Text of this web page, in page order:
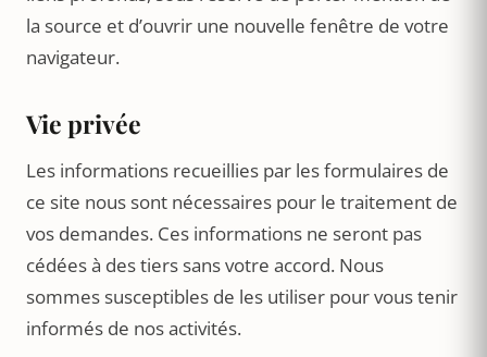
la source et d’ouvrir une nouvelle fenêtre de votre
navigateur.
Vie privée
Les informations recueillies par les formulaires de
ce site nous sont nécessaires pour le traitement de
vos demandes. Ces informations ne seront pas
cédées à des tiers sans votre accord. Nous
sommes susceptibles de les utiliser pour vous tenir
informés de nos activités.